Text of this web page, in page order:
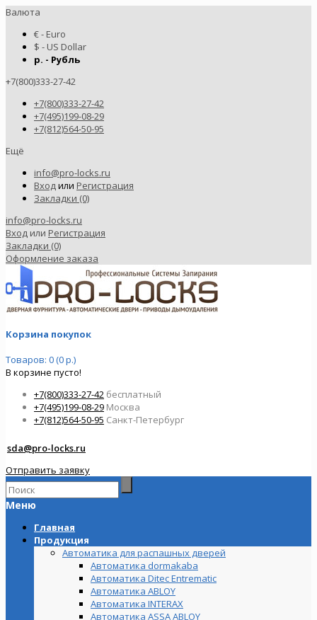
Валюта
€ - Euro
$ - US Dollar
р. - Рубль
+7(800)333-27-42
+7(800)333-27-42
+7(495)199-08-29
+7(812)564-50-95
Ещё
info@pro-locks.ru
Входили Регистрация
Закладки (0)
info@pro-locks.ru
Вход или Регистрация
Закладки (0)
Оформление заказа
Корзина покупок
Товаров: 0 (0 р.)
В корзине пусто!
+7(800)333-27-42 бесплатный
+7(495)199-08-29 Москва
+7(812)564-50-95 Санкт-Петербург
sda@pro-locks.ru
Отправить заявку
Меню
Главная
Продукция
Автоматика для распашных дверей
Автоматика dormakaba
Автоматика Ditec Entrematic
Автоматика ABLOY
Автоматика INTERAX
Автоматика ASSA ABLOY